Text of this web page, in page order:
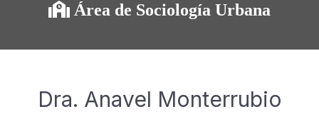
Área de Sociología Urbana
Dra. Anavel Monterrubio